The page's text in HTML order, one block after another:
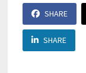
SHARE
SHARE